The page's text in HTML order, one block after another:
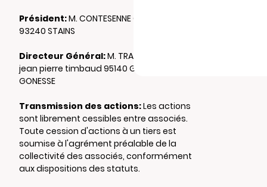
Président:M. CONTESENNE Cédric 5 rue bégé
93240 STAINS
Directeur Général:M. TRAHIM Brahim 37 rue
jean pierre timbaud 95140 GARGES LES
GONESSE
Transmission des actions:Les actions
sont librement cessibles entre associés.
Toute cession d'actions à un tiers est
soumise à l'agrément préalable de la
collectivité des associés, conformément
aux dispositions des statuts.